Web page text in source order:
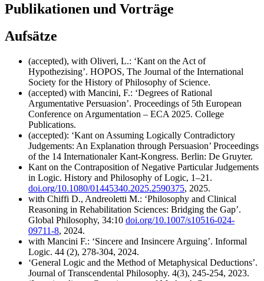
Publikationen und Vorträge
Aufsätze
(accepted), with Oliveri, L.: ‘Kant on the Act of
Hypothezising’. HOPOS, The Journal of the International
Society for the History of Philosophy of Science.
(accepted) with Mancini, F.: ‘Degrees of Rational
Argumentative Persuasion’. Proceedings of 5th European
Conference on Argumentation – ECA 2025. College
Publications.
(accepted): ‘Kant on Assuming Logically Contradictory
Judgements: An Explanation through Persuasion’ Proceedings
of the 14 Internationaler Kant-Kongress. Berlin: De Gruyter.
Kant on the Contraposition of Negative Particular Judgements
in Logic. History and Philosophy of Logic, 1–21.
doi.org/10.1080/01445340.2025.2590375, 2025.
with Chiffi D., Andreoletti M.: ‘Philosophy and Clinical
Reasoning in Rehabilitation Sciences: Bridging the Gap’.
Global Philosophy, 34:10 doi.org/10.1007/s10516-024-
09711-8, 2024.
with Mancini F.: ‘Sincere and Insincere Arguing’. Informal
Logic. 44 (2), 278-304, 2024.
‘General Logic and the Method of Metaphysical Deductions’.
Journal of Transcendental Philosophy. 4(3), 245-254, 2023.